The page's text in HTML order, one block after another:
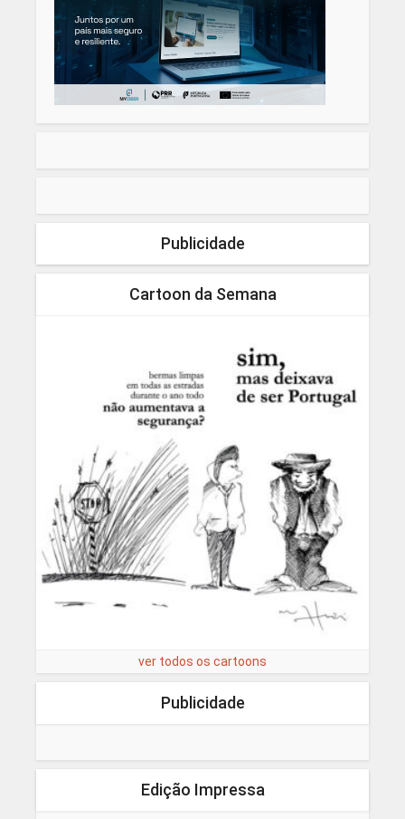
Publicidade
Cartoon da Semana
ver todos os cartoons
Publicidade
Edição Impressa